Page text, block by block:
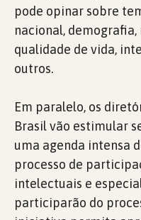
pode opinar sobre
nacional,
qualidade de vida,
outros.
Em paralelo, os
Brasil vão estimular
uma agenda intensa
processo de
intelectuais e
participarão do